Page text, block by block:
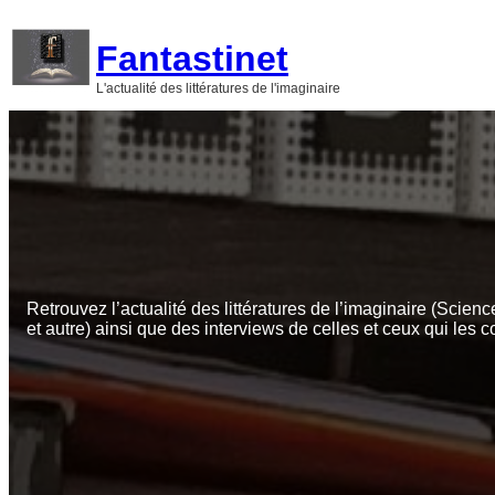
contenu
Fantastinet
L'actualité des littératures de l'imaginaire
Retrouvez l’actualité des littératures de l’imaginaire
et autre) ainsi que des interviews de celles et ceux qui les